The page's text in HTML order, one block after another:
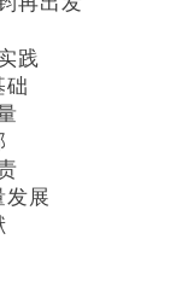
践
础
发展